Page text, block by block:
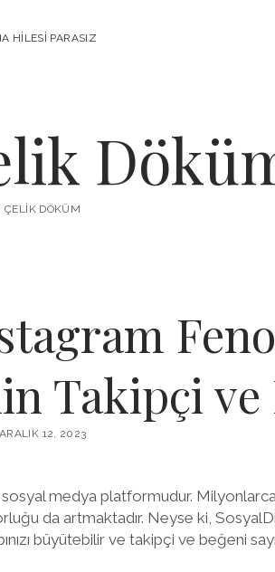
HILESI PARASIZ
ÇELIK DÖKÜM
Takipçi ve
12, 2023
medya platformudur. Milyonlarca
da artmaktadır. Neyse ki,
büyütebilir ve takipçi ve beğeni